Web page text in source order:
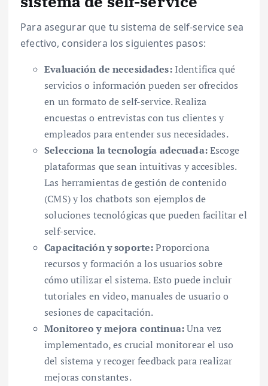
Para asegurar que tu sistema de self-service sea
efectivo, considera los siguientes pasos:
Evaluación de necesidades:Identifica qué
servicios o información pueden ser ofrecidos
en un formato de self-service. Realiza
encuestas o entrevistas con tus clientes y
empleados para entender sus necesidades.
Selecciona la tecnología adecuada:Escoge
plataformas que sean intuitivas y accesibles.
Las herramientas de gestión de contenido
(CMS) y los chatbots son ejemplos de
soluciones tecnológicas que pueden facilitar el
self-service.
Capacitación y soporte:Proporciona
recursos y formación a los usuarios sobre
cómo utilizar el sistema. Esto puede incluir
tutoriales en video, manuales de usuario o
sesiones de capacitación.
Monitoreo y mejora continua:Una vez
implementado, es crucial monitorear el uso
del sistema y recoger feedback para realizar
mejoras constantes.